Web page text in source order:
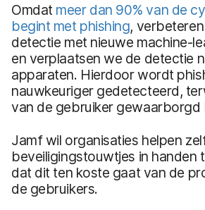
Omdat meer dan 90% van de
begint met phishing,
detectie met nieuwe machine-
en verplaatsen we de detectie
apparaten. Hierdoor wordt
nauwkeuriger gedetecteerd,
van de gebruiker gewaarborgd
Jamf wil organisaties helpen
beveiligingstouwtjes in handen
dat dit ten koste gaat van de
de gebruikers.